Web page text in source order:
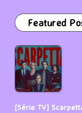
Featured
[Série TV]